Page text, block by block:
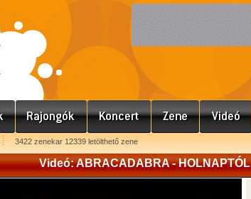
3422 zenekar 12339 letölthető zene
Videó: ABRACADABRA - HOLNAPTÓL